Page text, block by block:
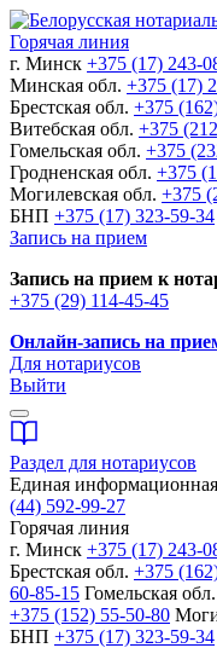
Горячая линия
г. Минск +375 (17) 243-
Минская обл. +375 (17)
Брестская обл. +375
Витебская обл. +375
Гомельская обл. +375
Гродненская обл. +375
Могилевская обл. +375
БНП +375 (17) 323-59-34
Запись на прием
Запись на прием к
+375 (29) 114-45-45
Онлайн-запись на
Для нотариусов
Выйти
Раздел для нотариусов
Единая
(44) 592-99-27
Горячая линия
г. Минск +375 (17) 243-
Брестская обл. +375
60-85-15 Гомельская обл.
+375 (152) 55-50-80
БНП +375 (17) 323-59-34